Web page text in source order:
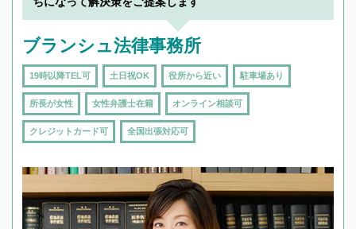
ブランシュ法律事務所
19時以降TEL可 土日祝OK 役所から近い 駐車場あり
所長が女性 女性弁護士在籍 オンライン相談可
クレジットカード可 全国出張対応可